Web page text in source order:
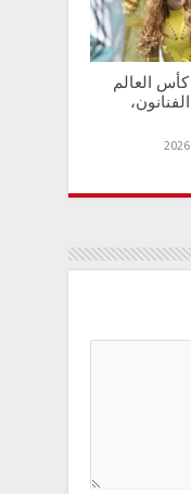
العالم
الفنانون،